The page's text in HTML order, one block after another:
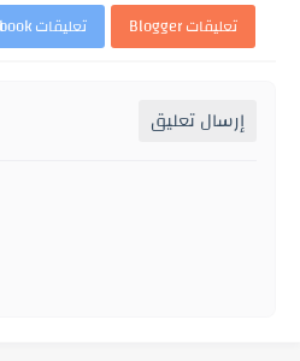
تعليقات Blogger تعليقات Facebook
إرسال تعليق